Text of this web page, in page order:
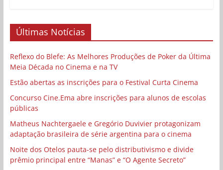
Últimas Notícias
Reflexo do Blefe: As Melhores Produções de Poker da Última
Meia Década no Cinema e na TV
Estão abertas as inscrições para o Festival Curta Cinema
Concurso Cine.Ema abre inscrições para alunos de escolas
públicas
Matheus Nachtergaele e Gregório Duvivier protagonizam
adaptação brasileira de série argentina para o cinema
Noite dos Otelos pauta-se pelo distributivismo e divide
prêmio principal entre “Manas” e “O Agente Secreto”